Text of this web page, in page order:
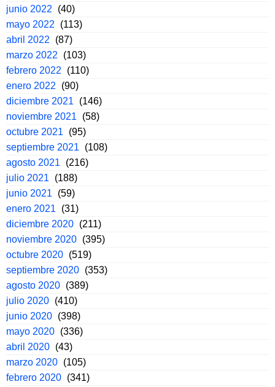
junio 2022
(40)
mayo 2022
(113)
abril 2022
(87)
marzo 2022
(103)
febrero 2022
(110)
enero 2022
(90)
diciembre 2021
(146)
noviembre 2021
(58)
octubre 2021
(95)
septiembre 2021
(108)
agosto 2021
(216)
julio 2021
(188)
junio 2021
(59)
enero 2021
(31)
diciembre 2020 (211)
noviembre 2020 (395)
octubre 2020 (519)
septiembre 2020 (353)
agosto 2020 (389)
julio 2020 (410)
junio 2020 (398)
mayo 2020 (336)
abril 2020 (43)
marzo 2020 (105)
febrero 2020 (341)